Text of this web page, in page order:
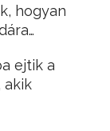
hogyan
ejtik a
akik